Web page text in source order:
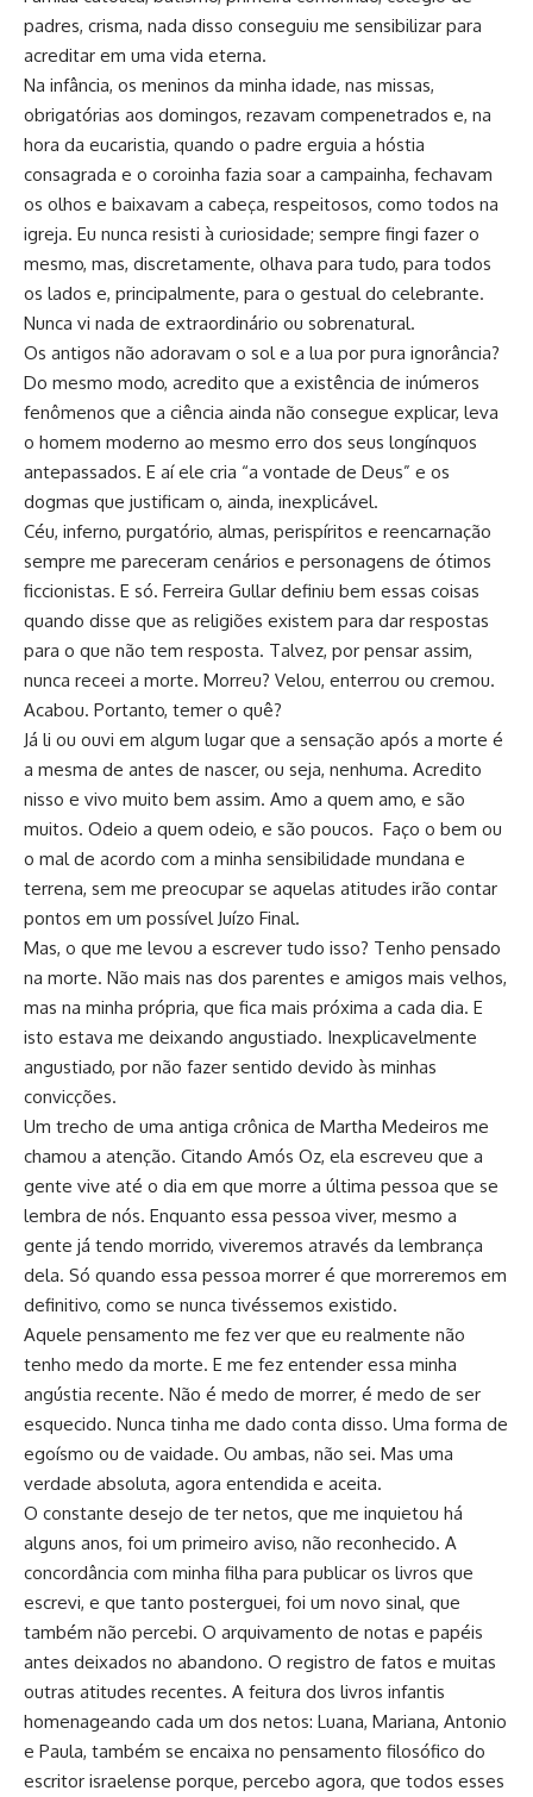
padres, crisma, nada disso conseguiu me sensibilizar para
acreditar em uma vida eterna.
Na infância, os meninos da minha idade, nas missas,
obrigatórias aos domingos, rezavam compenetrados e, na
hora da eucaristia, quando o padre erguia a hóstia
consagrada e o coroinha fazia soar a campainha, fechavam
os olhos e baixavam a cabeça, respeitosos, como todos na
igreja. Eu nunca resisti à curiosidade; sempre fingi fazer o
mesmo, mas, discretamente, olhava para tudo, para todos
os lados e, principalmente, para o gestual do celebrante.
Nunca vi nada de extraordinário ou sobrenatural.
Os antigos não adoravam o sol e a lua por pura ignorância?
Do mesmo modo, acredito que a existência de inúmeros
fenômenos que a ciência ainda não consegue explicar, leva
o homem moderno ao mesmo erro dos seus longínquos
antepassados. E aí ele cria “a vontade de Deus” e os
dogmas que justificam o, ainda, inexplicável.
Céu, inferno, purgatório, almas, perispíritos e reencarnação
sempre me pareceram cenários e personagens de ótimos
ficcionistas. E só. Ferreira Gullar definiu bem essas coisas
quando disse que as religiões existem para dar respostas
para o que não tem resposta. Talvez, por pensar assim,
nunca receei a morte. Morreu? Velou, enterrou ou cremou.
Acabou. Portanto, temer o quê?
Já li ou ouvi em algum lugar que a sensação após a morte é
a mesma de antes de nascer, ou seja, nenhuma. Acredito
nisso e vivo muito bem assim. Amo a quem amo, e são
muitos. Odeio a quem odeio, e são poucos. Faço o bem ou
o mal de acordo com a minha sensibilidade mundana e
terrena, sem me preocupar se aquelas atitudes irão contar
pontos em um possível Juízo Final.
Mas, o que me levou a escrever tudo isso? Tenho pensado
na morte. Não mais nas dos parentes e amigos mais velhos,
mas na minha própria, que fica mais próxima a cada dia. E
isto estava me deixando angustiado. Inexplicavelmente
angustiado, por não fazer sentido devido às minhas
convicções.
Um trecho de uma antiga crônica de Martha Medeiros me
chamou a atenção. Citando Amós Oz, ela escreveu que a
gente vive até o dia em que morre a última pessoa que se
lembra de nós. Enquanto essa pessoa viver, mesmo a
gente já tendo morrido, viveremos através da lembrança
dela. Só quando essa pessoa morrer é que morreremos em
definitivo, como se nunca tivéssemos existido.
Aquele pensamento me fez ver que eu realmente não
tenho medo da morte. E me fez entender essa minha
angústia recente. Não é medo de morrer, é medo de ser
esquecido. Nunca tinha me dado conta disso. Uma forma de
egoísmo ou de vaidade. Ou ambas, não sei. Mas uma
verdade absoluta, agora entendida e aceita.
O constante desejo de ter netos, que me inquietou há
alguns anos, foi um primeiro aviso, não reconhecido. A
concordância com minha filha para publicar os livros que
escrevi, e que tanto posterguei, foi um novo sinal, que
também não percebi. O arquivamento de notas e papéis
antes deixados no abandono. O registro de fatos e muitas
outras atitudes recentes. A feitura dos livros infantis
homenageando cada um dos netos: Luana, Mariana, Antonio
e Paula, também se encaixa no pensamento filosófico do
escritor israelense porque, percebo agora, que todos esses